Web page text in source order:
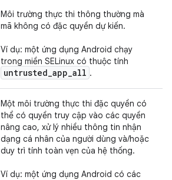
Môi trường thực thi thông thường mà
mã không có đặc quyền dự kiến.
Ví dụ: một ứng dụng Android chạy
trong miền SELinux có thuộc tính
untrusted_app_all .
Một môi trường thực thi đặc quyền có
thể có quyền truy cập vào các quyền
nâng cao, xử lý nhiều thông tin nhận
dạng cá nhân của người dùng và/hoặc
duy trì tính toàn vẹn của hệ thống.
Ví dụ: một ứng dụng Android có các